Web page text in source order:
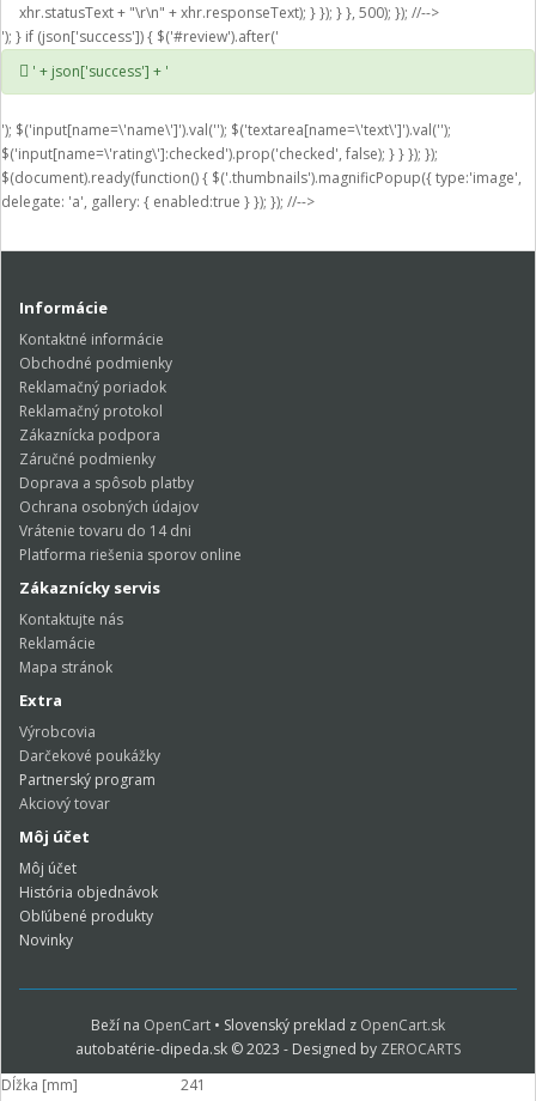
xhr.statusText + "\r\n" + xhr.responseText); } }); } }, 500); }); //-->
'); } if (json['success']) { $('#review').after('
' + json['success'] + '
'); $('input[name=\'name\']').val(''); $('textarea[name=\'text\']').val('');
$('input[name=\'rating\']:checked').prop('checked', false); } } }); });
$(document).ready(function() { $('.thumbnails').magnificPopup({ type:'image',
delegate: 'a', gallery: { enabled:true } }); }); //-->
Informácie
Kontaktné informácie
Obchodné podmienky
Reklamačný poriadok
Reklamačný protokol
Zákaznícka podpora
Záručné podmienky
Doprava a spôsob platby
Ochrana osobných údajov
Vrátenie tovaru do 14 dni
Platforma riešenia sporov online
Zákaznícky servis
Kontaktujte nás
Reklamácie
Mapa stránok
Extra
Výrobcovia
Darčekové poukážky
Partnerský program
Akciový tovar
Môj účet
Môj účet
História objednávok
Obľúbené produkty
Novinky
Beží na OpenCart • Slovenský preklad z OpenCart.sk
autobatérie-dipeda.sk © 2023 - Designed by ZEROCARTS
Dĺžka [mm]
241